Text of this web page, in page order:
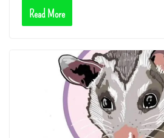
Read More